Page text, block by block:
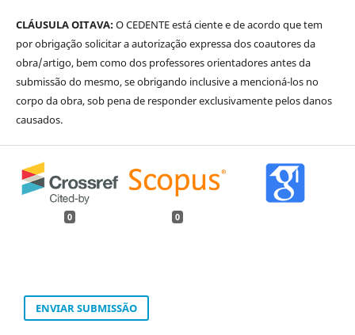
CLÁUSULA OITAVA:O CEDENTE está ciente e de acordo que tem
por obrigação solicitar a autorização expressa dos coautores da
obra/artigo, bem como dos professores orientadores antes da
submissão do mesmo, se obrigando inclusive a mencioná-los no
corpo da obra, sob pena de responder exclusivamente pelos danos
causados.
0 0
ENVIAR SUBMISSÃO